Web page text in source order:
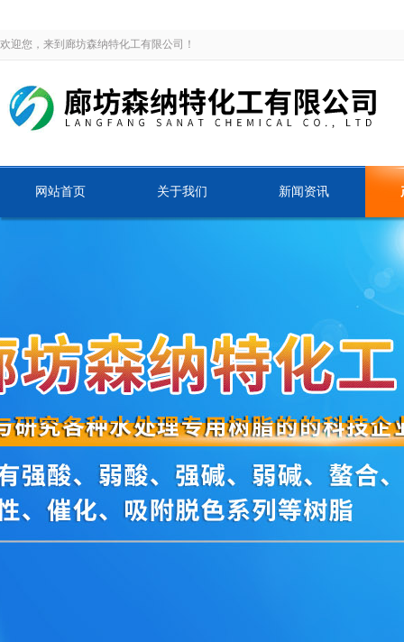
欢迎您，来到廊坊森纳特化工有限公司！
网站首页 关于我们 新闻资讯